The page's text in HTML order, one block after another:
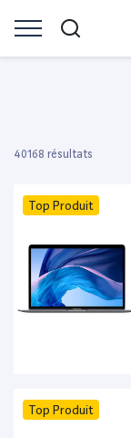
40168 résultats
Top Produit
Top Produit